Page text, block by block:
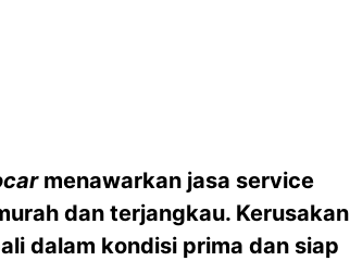
menawarkan jasa service
dan terjangkau. Kerusakan
dalam kondisi prima dan siap